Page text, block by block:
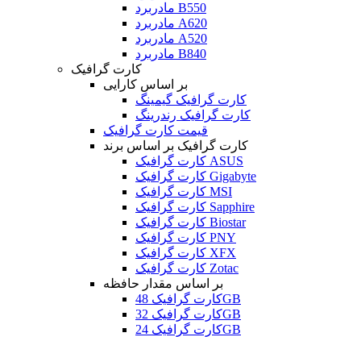
مادربرد B550
مادربرد A620
مادربرد A520
مادربرد B840
کارت گرافیک
بر اساس کارایی
کارت گرافیک گیمینگ
کارت گرافیک رندرینگ
قیمت کارت گرافیک
کارت گرافیک بر اساس برند
کارت گرافیک ASUS
کارت گرافیک Gigabyte
کارت گرافیک MSI
کارت گرافیک Sapphire
کارت گرافیک Biostar
کارت گرافیک PNY
کارت گرافیک XFX
کارت گرافیک Zotac
بر اساس مقدار حافظه
کارت گرافیک 48GB
کارت گرافیک 32GB
کارت گرافیک 24GB